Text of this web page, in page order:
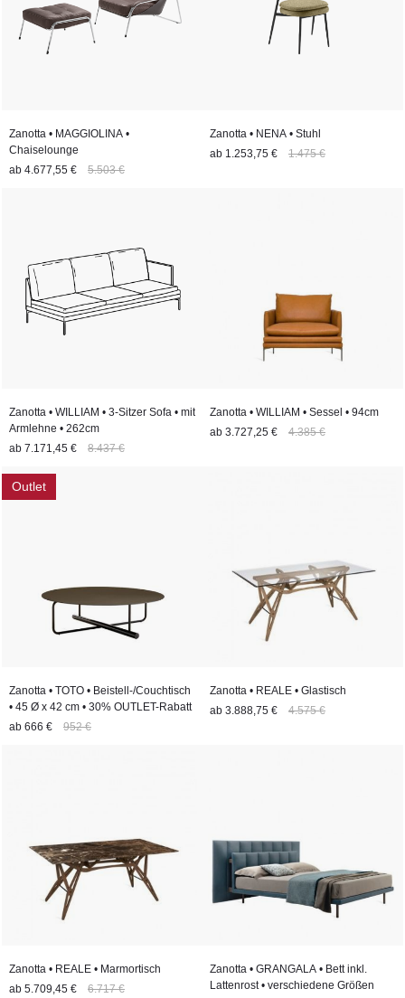
Zanotta • MAGGIOLINA •
Chaiselounge
ab 4.677,55 € 5.503 €
Zanotta • NENA • Stuhl
ab 1.253,75 € 1.475 €
Zanotta • WILLIAM • 3-Sitzer Sofa • mit
Armlehne • 262cm
ab 7.171,45 € 8.437 €
Zanotta • WILLIAM • Sessel • 94cm
ab 3.727,25 € 4.385 €
Outlet
Zanotta • TOTO • Beistell-/Couchtisch
• 45 Ø x 42 cm • 30% OUTLET-Rabatt
ab 666 € 952 €
Zanotta • REALE • Glastisch
ab 3.888,75 € 4.575 €
Zanotta • REALE • Marmortisch
ab 5.709,45 € 6.717 €
Zanotta • GRANGALA • Bett inkl.
Lattenrost • verschiedene Größen